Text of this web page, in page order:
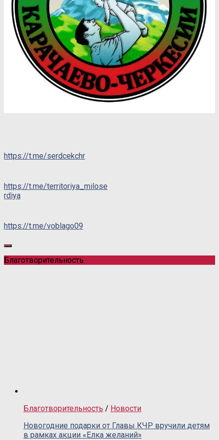
https://t.me/serdcekchr
https://t.me/territoriya_milose
rdiya
https://t.me/voblago09
Благотворительность
Благотворительность / Новости
Новогодние подарки от Главы КЧР вручили детям
в рамках акции «Елка желаний»